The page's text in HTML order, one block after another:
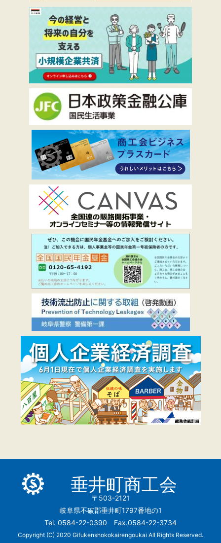
垂井町商工会
〒503-2121
岐阜県不破郡垂井町1797番地の1
Tel. 0584-22-0390 Fax.0584-22-3734
Copyright (C) 2020 Gifukenshokokairengoukai All Rights Reserved.